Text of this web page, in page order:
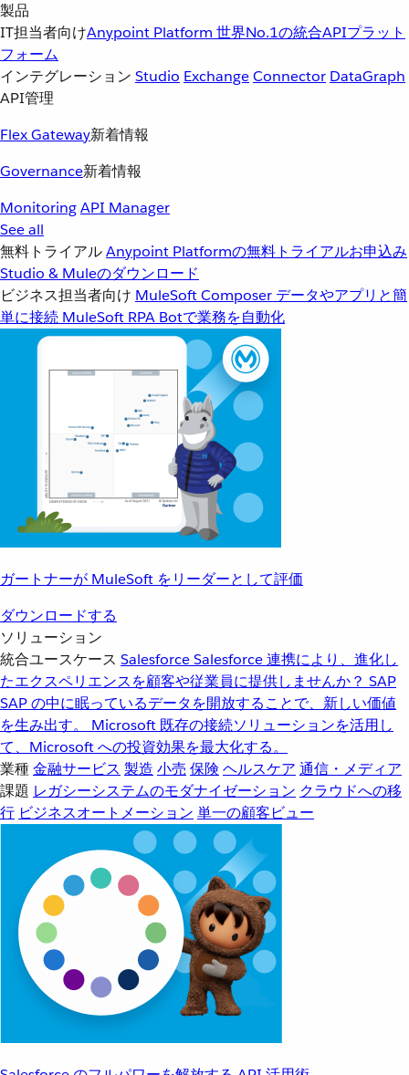
製品
IT担当者向けAnypoint Platform 世界No.1の統合APIプラット
フォーム
インテグレーション Studio ExchangeConnector DataGraph
API管理
Flex Gateway新着情報
Governance新着情報
MonitoringAPI Manager
See all
無料トライアルAnypoint Platformの無料トライアルお申込み
Studio & Muleのダウンロード
ビジネス担当者向け MuleSoft Composer データやアプリと簡
単に接続 MuleSoft RPA Botで業務を自動化
ガートナーが MuleSoft をリーダーとして評価
ダウンロードする
ソリューション
統合ユースケース SalesforceSalesforce 連携により、進化し
たエクスペリエンスを顧客や従業員に提供しませんか？ SAP
SAP の中に眠っているデータを開放することで、新しい価値
を生み出す。
Microsoft 既存の接続ソリューションを活用し
て、Microsoft への投資効果を最大化する。
業種金融サービス 製造 小売 保険 ヘルスケア 通信・メディア
課題 レガシーシステムのモダナイゼーション クラウドへの移
行 ビジネスオートメーション 単一の顧客ビュー